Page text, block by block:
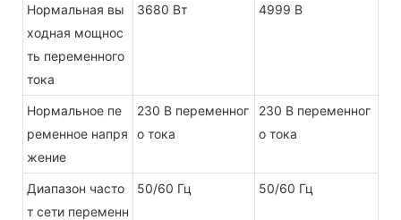
Нормальная вы
ходная мощнос
ть переменного
тока
3680 Вт 4999 В
Нормальное пе
ременное напря
жение
230 В переменног
о тока
230 В переменног
о тока
Диапазон часто
т сети переменн
50/60 Гц 50/60 Гц